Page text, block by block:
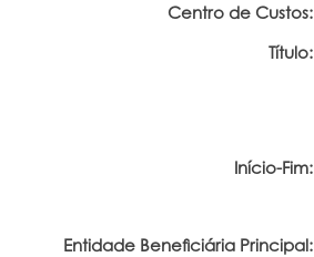
Centro de Custos:
Título:
Início-Fim:
Entidade Beneficiária Principal: